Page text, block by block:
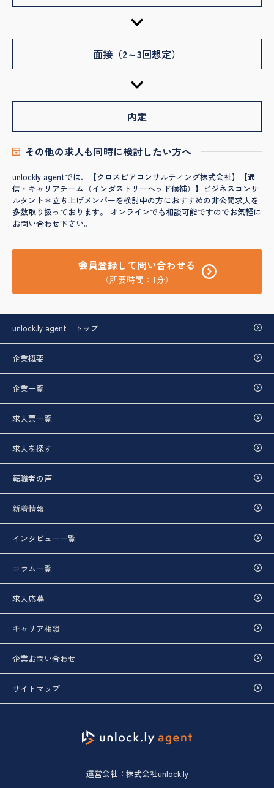
面接（2～3回想定）
内定
その他の求人も同時に検討したい方へ
unlockly agentでは、【クロスピアコンサルティング株式会社】【通
信・キャリアチーム（インダストリーヘッド候補）】ビジネスコンサ
ルタント＊立ち上げメンバーを検討中の方におすすめの非公開求人を
多数取り扱っております。 オンラインでも相談可能ですのでお気軽に
お問い合わせ下さい。
会員登録して問い合わせる
（所要時間：1分）
unlock.ly agent トップ
企業概要
企業一覧
求人票一覧
求人を探す
転職者の声
新着情報
インタビュー一覧
コラム一覧
求人応募
キャリア相談
企業お問い合わせ
サイトマップ
運営会社：株式会社unlock.ly